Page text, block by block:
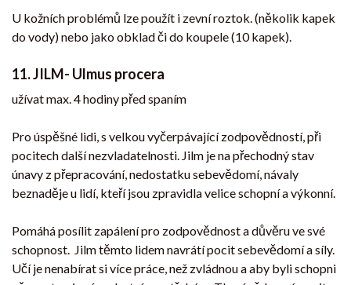
U kožních problémů lze použít i zevní roztok. (několik kapek
do vody) nebo jako obklad či do koupele (10 kapek).
11.JILM- Ulmus procera
užívat max. 4 hodiny před spaním
Pro úspěšné lidi, s velkou vyčerpávající zodpovědností, při
pocitech další nezvladatelnosti. Jilm je na přechodný stav
únavy z přepracování, nedostatku sebevědomí, návaly
beznaděje u lidí, kteří jsou zpravidla velice schopní a výkonní.
Pomáhá posílit zapálení pro zodpovědnost a důvěru ve své
schopnost. Jilm těmto lidem navrátí pocit sebevědomí a síly.
Učí je nenabírat si více práce, než zvládnou a aby byli schopni